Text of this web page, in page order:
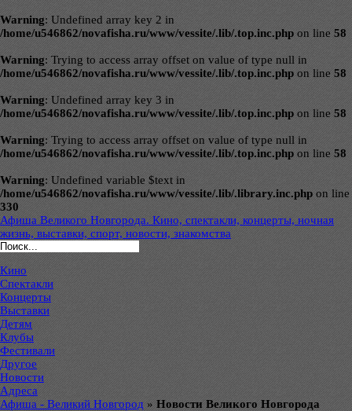
Warning: Undefined array key 2 in
/home/u546862/novafisha.ru/www/vessite/.lib/.top.inc.php on line 58
Warning: Trying to access array offset on value of type null in
/home/u546862/novafisha.ru/www/vessite/.lib/.top.inc.php on line 58
Warning: Undefined array key 3 in
/home/u546862/novafisha.ru/www/vessite/.lib/.top.inc.php on line 58
Warning: Trying to access array offset on value of type null in
/home/u546862/novafisha.ru/www/vessite/.lib/.top.inc.php on line 58
Warning: Undefined variable $text in
/home/u546862/novafisha.ru/www/vessite/.lib/.library.inc.php on line
330
Афиша Великого Новгорода. Кино, спектакли, концерты, ночная
жизнь, выставки, спорт, новости, знакомства
Кино
Спектакли
Концерты
Выставки
Детям
Клубы
Фестивали
Другое
Новости
Адреса
Афиша - Великий Новгород » Новости Великого Новгорода